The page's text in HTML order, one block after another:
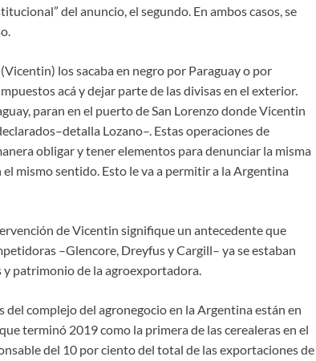
del anuncio, el segundo. En ambos casos, se
los sacaba en negro por Paraguay o por
acá y dejar parte de las divisas en el exterior.
paran en el puerto de San Lorenzo donde Vicentin
Lozano–. Estas operaciones de
obligar y tener elementos para denunciar la misma
mismo sentido. Esto le va a permitir a la Argentina
de Vicentin signifique un antecedente que
–Glencore, Dreyfus y Cargill– ya se estaban
y patrimonio de la agroexportadora.
complejo del agronegocio en la Argentina están en
terminó 2019 como la primera de las cerealeras en el
del 10 por ciento del total de las exportaciones de